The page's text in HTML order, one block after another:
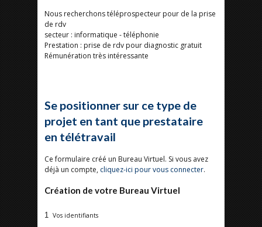
Nous recherchons téléprospecteur pour de la prise
de rdv
secteur : informatique - téléphonie
Prestation : prise de rdv pour diagnostic gratuit
Rémunération très intéressante
Se positionner sur ce type de
projet en tant que prestataire
en télétravail
Ce formulaire créé un Bureau Virtuel. Si vous avez
déjà un compte, cliquez-ici pour vous connecter.
Création de votre Bureau Virtuel
1 Vos identifiants